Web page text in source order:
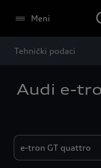
Meni
Tehnički podaci
Audi e-
Engines